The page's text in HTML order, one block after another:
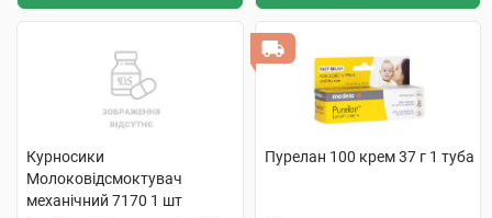
Курносики
Молоковідсмоктувач
механічний 7170 1 шт
Пурелан 100 крем 37 г 1 туба